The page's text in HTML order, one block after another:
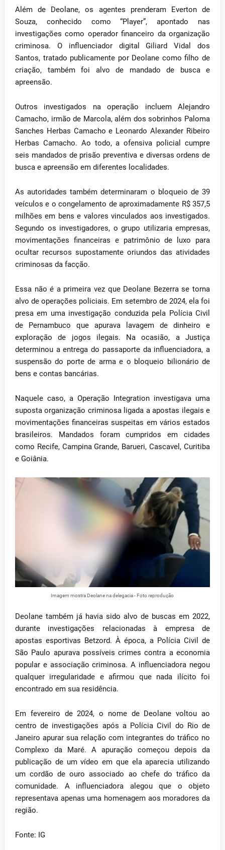
Além de Deolane, os agentes prenderam Everton de
Souza, conhecido como “Player”, apontado nas
investigações como operador financeiro da organização
criminosa. O influenciador digital Giliard Vidal dos
Santos, tratado publicamente por Deolane como filho de
criação, também foi alvo de mandado de busca e
apreensão.
Outros investigados na operação incluem Alejandro
Camacho, irmão de Marcola, além dos sobrinhos Paloma
Sanches Herbas Camacho e Leonardo Alexander Ribeiro
Herbas Camacho. Ao todo, a ofensiva policial cumpre
seis mandados de prisão preventiva e diversas ordens de
busca e apreensão em diferentes localidades.
As autoridades também determinaram o bloqueio de 39
veículos e o congelamento de aproximadamente R$ 357,5
milhões em bens e valores vinculados aos investigados.
Segundo os investigadores, o grupo utilizaria empresas,
movimentações financeiras e patrimônio de luxo para
ocultar recursos supostamente oriundos das atividades
criminosas da facção.
Essa não é a primeira vez que Deolane Bezerra se torna
alvo de operações policiais. Em setembro de 2024, ela foi
presa em uma investigação conduzida pela Polícia Civil
de Pernambuco que apurava lavagem de dinheiro e
exploração de jogos ilegais. Na ocasião, a Justiça
determinou a entrega do passaporte da influenciadora, a
suspensão do porte de arma e o bloqueio bilionário de
bens e contas bancárias.
Naquele caso, a Operação Integration investigava uma
suposta organização criminosa ligada a apostas ilegais e
movimentações financeiras suspeitas em vários estados
brasileiros. Mandados foram cumpridos em cidades
como Recife, Campina Grande, Barueri, Cascavel, Curitiba
e Goiânia.
Imagem mostra Deolane na delegacia - Foto reprodução
Deolane também já havia sido alvo de buscas em 2022,
durante investigações relacionadas à empresa de
apostas esportivas Betzord. À época, a Polícia Civil de
São Paulo apurava possíveis crimes contra a economia
popular e associação criminosa. A influenciadora negou
qualquer irregularidade e afirmou que nada ilícito foi
encontrado em sua residência.
Em fevereiro de 2024, o nome de Deolane voltou ao
centro de investigações após a Polícia Civil do Rio de
Janeiro apurar sua relação com integrantes do tráfico no
Complexo da Maré. A apuração começou depois da
publicação de um vídeo em que ela aparecia utilizando
um cordão de ouro associado ao chefe do tráfico da
comunidade. A influenciadora alegou que o objeto
representava apenas uma homenagem aos moradores da
região.
Fonte: IG